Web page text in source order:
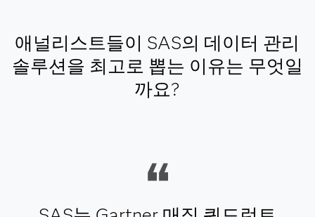
애널리스트들이 SAS의 데이터 관리
솔루션을 최고로 뽑는 이유는 무엇일
까요?